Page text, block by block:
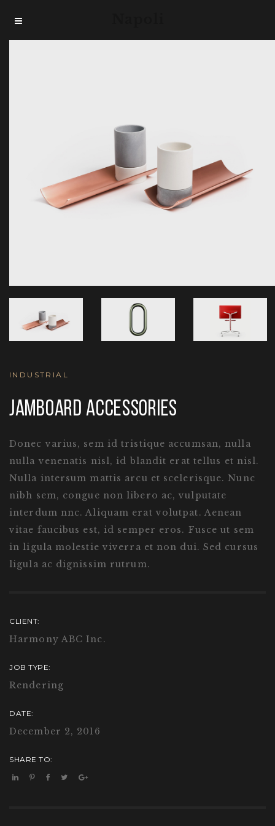
INDUSTRIAL
JAMBOARD ACCESSORIES
Donec varius, sem id tristique accumsan, nulla
nulla venenatis nisl, id blandit erat tellus et nisl.
Nulla intersum mattis arcu et scelerisque. Nunc
nibh sem, congue non libero ac, vulputate
interdum nnc. Aliquam erat volutpat. Aenean
vitae faucibus est, id semper eros. Fusce ut sem
in ligula molestie viverra et non dui. Sed cursus
ligula ac dignissim rutrum.
CLIENT:
Harmony ABC Inc.
JOB TYPE:
Rendering
DATE:
December 2, 2016
SHARE TO: